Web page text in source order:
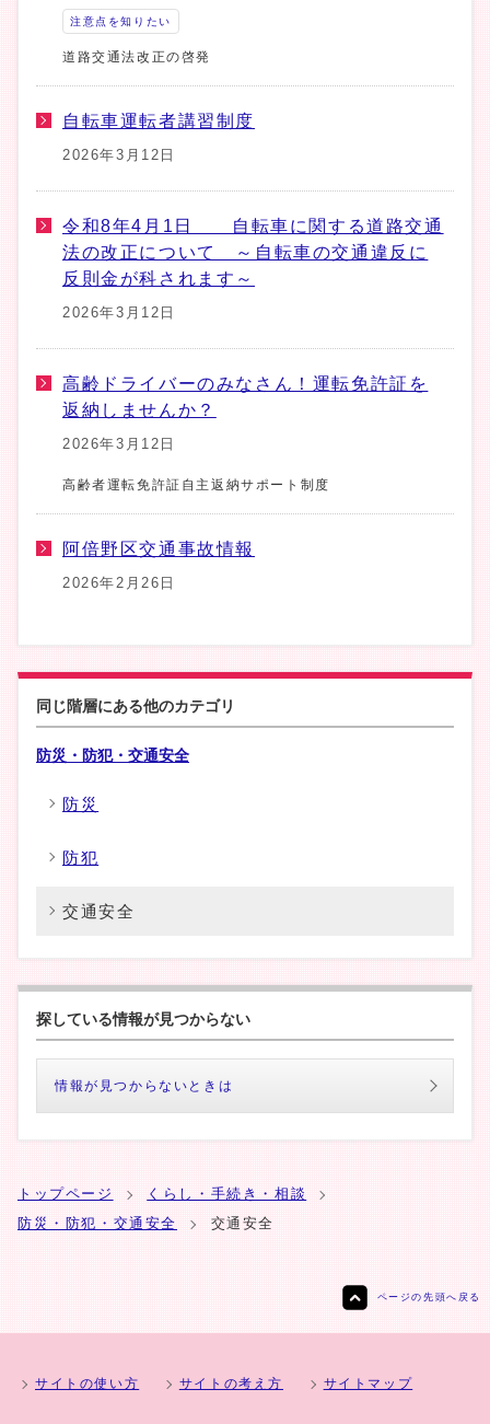
注意点を知りたい
道路交通法改正の啓発
自転車運転者講習制度
2026年3月12日
令和8年4月1日 自転車に関する道路交通
法の改正について ～自転車の交通違反に
反則金が科されます～
2026年3月12日
高齢ドライバーのみなさん！運転免許証を
返納しませんか？
2026年3月12日
高齢者運転免許証自主返納サポート制度
阿倍野区交通事故情報
2026年2月26日
同じ階層にある他のカテゴリ
防災・防犯・交通安全
防災
防犯
交通安全
探している情報が見つからない
情報が見つからないときは
トップページ
くらし・手続き・相談
防災・防犯・交通安全
交通安全
ページの先頭へ戻る
サイトの使い方 サイトの考え方 サイトマップ